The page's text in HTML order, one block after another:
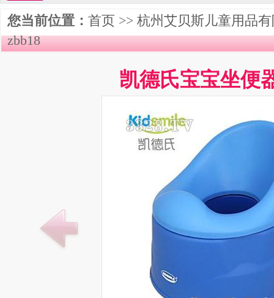
您当前位置： 首页 >> 杭州艾贝斯儿童用品
zbb18
凯德氏宝宝坐便